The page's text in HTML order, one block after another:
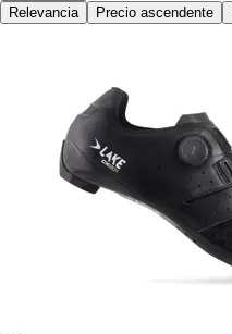
Relevancia
Precio ascendente